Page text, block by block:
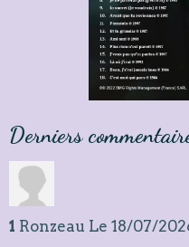
Derniers
1 Ronzeau Le 18/07/